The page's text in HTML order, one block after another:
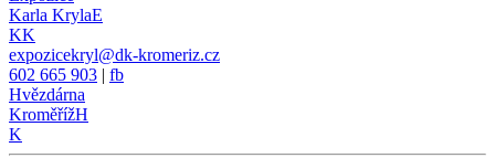
Karla KrylaE
KK
expozicekryl@dk-kromeriz.cz
602 665 903 | fb
Hvězdárna
KroměřížH
K